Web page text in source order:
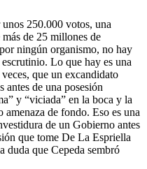
250.000 votos, una
de 25 millones de
ningún organismo, no hay
Lo que hay es una
que un excandidato
antes de una posesión
y “viciada” en la boca y la
de fondo. Eso es una
de un Gobierno antes
que tome De La Espriella
duda que Cepeda sembró